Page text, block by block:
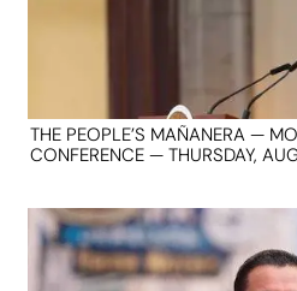
THE PEOPLE’S MAÑANERA —
CONFERENCE — THURSDAY,